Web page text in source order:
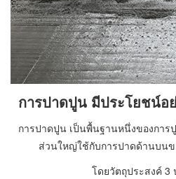
การปาดปูน มีประโยชน์อ
การปาดปูน เป็นพื้นฐานหนึ่งของการ
ส่วนใหญ่ใช้กับการปาดด้านบน
โดยวัตถุประสงค์ 3